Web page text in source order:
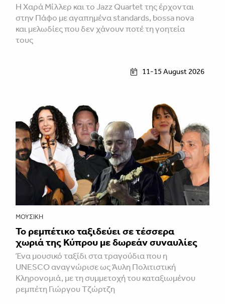
Η Χαρά Μίλλερ και το Jazz Quartet της έρχονται
στην Πάφο με αγαπημένα standards, bossa nova
και μελωδίες που δεν χάνουν ποτέ τη γοητεία
τους
11-15 August 2026
ΜΟΥΣΙΚΉ
Το ρεμπέτικο ταξιδεύει σε τέσσερα
χωριά της Κύπρου με δωρεάν συναυλίες
Ένα μουσικό ταξίδι στα τραγούδια που η
UNESCO αναγνώρισε ως Άυλη Πολιτιστική
Κληρονομιά, με τη συμμετοχή του καταξιωμένου
ρεμπέτη Γιώργου Τζώρτζη